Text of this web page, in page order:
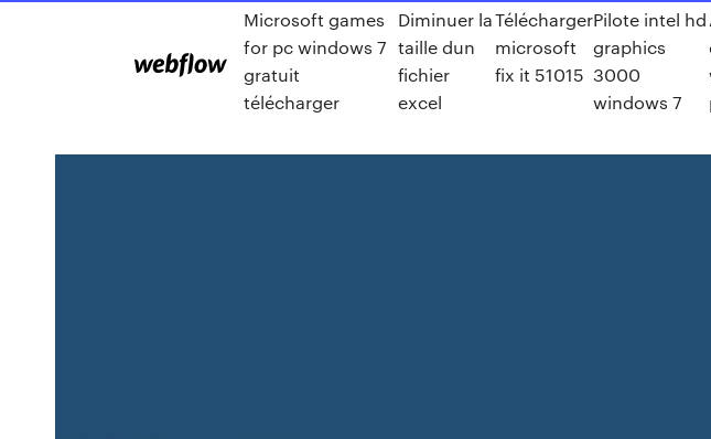
Microsoft games
for pc windows 7
gratuit
télécharger
Diminuer la
taille dun
fichier
excel
Télécharger
microsoft
fix it 51015
Pilote intel hd
graphics
3000
windows 7